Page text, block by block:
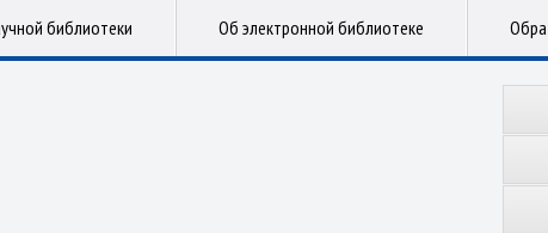
библиотеки Об электронной библиотеке